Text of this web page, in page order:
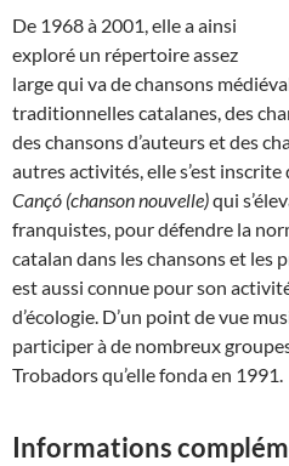
De 1968 à 2001, elle a ainsi
exploré un répertoire assez
large qui va de chansons
traditionnelles catalanes, des
des chansons d’auteurs et des
autres activités, elle s’est
Cançó (chanson nouvelle)qui
franquistes, pour défendre la
catalan dans les chansons et les
est aussi connue pour son
d’écologie. D’un point de vue
participer à de nombreux
Trobadors qu’elle fonda en 1991.
Informations